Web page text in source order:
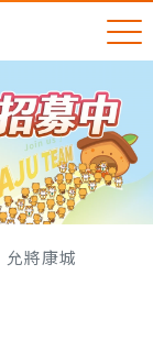
允將康城